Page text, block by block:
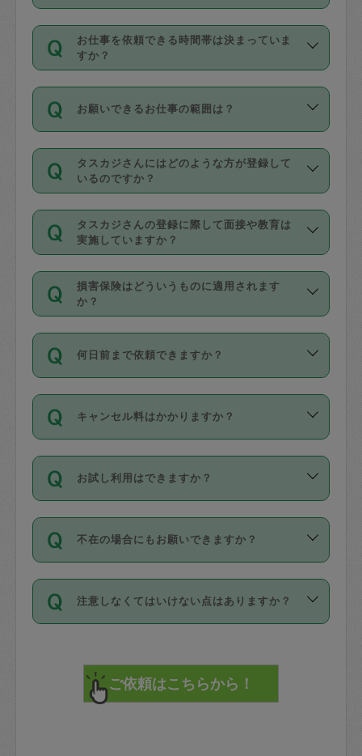
ル登録時にはご入力いただかなくても大
丈夫です。
デビットカード・プリペイドカード（Vプ
リカ、au WALLETなど）は支払にはご利
銀行振込や現金払いも対応していませ
なお、タスカジさんの交通費も、依頼料
金のご請求と合わせてお支払いとなりま
動計算で表示されます。
ポット」よりお得な料金でご利用できま
す。
定期の最低利用回数は設けていない代わ
りに、一定数を超えたキャンセルは有償
（例：毎週定期の場合は３回以上のキャ
ンセルが有償（1200円、隔週定期の場合
は２回以上のキャンセルが有償（1200
交通費は依頼料金とは別途発生し、依頼
料金のご請求と合わせてお支払いとなり
ます。交通費の金額は「依頼の詳細」に
お仕事を依頼できる時間帯は決まっていま
すか？
時間帯は3種類あります。いずれも１回あ
たり３時間です。
・ＡＭ ９時～１２時
・ＰＭ １３時～１６時
・夜 １８時～２１時
開始時間を２時間前後変更することが可
能です。依頼送信後、個別にタスカジさ
んにメッセージを送り調整してくださ
い。ただし、２時間を越えての調整はで
時間も被らない場合、損害保険の対象外
お願いできるお仕事の範囲は？
掃除、整理収納、洗濯、買い物、料理、
作り置きです。タスカジさんによってで
きる仕事の範囲が異なりますので、依頼
する前にタスカジさんのプロフィールで
確認してください。
基本的に、高所での作業や危険作業、屋
外での作業は対象外です。
タスカジさんにはどのような方が登録して
いるのですか？
主婦として長年の家事経験をお持ちの
方、栄養士・調理師といった資格者で保
育園や学校の給食やレストランで料理関
係の専門職に従事されていた方、日本で
すでにハウスキーパーや英語の先生とし
てお仕事をしているフィリピン出身の
社員など様々なバックグラウンドの方が
登録しています。
日本語も話せる方など様々です。
ールに記載していますので、各自の得意
を依頼してください。
タスカジさんの登録に際して面接や教育は
実施していますか？
応募の際に、各自事務局との面接と説明
を行っています。その後、身分証明書の
写真提出をしていただいています。外国
確認しています。タスカジさんトレーニ
ング動画を使ったセルフトレーニングの
現場トライアルを受け、合格したタスカ
ジさんが活動されています。
※テストセンターの講評は１件目のレビュ
参考
【詳細】タスカジさんの登録に際
損害保険はどういうものに適用されます
か？
依頼者とタスカジさんとの間でタスカジ
を通して成立した作業時間内での作業に
適用されます。作業範囲は、掃除、洗
です。作業中に物を壊したり、人にけが
をさせたりした場合が対象で、補償金額
す。
写真を撮り、
詳細FAQ：
損害賠償保険について教えて
何日前まで依頼できますか？
ご依頼は、現在を起点に3日後（72時間
以降）の日時から受付可能となっていま
す。
タスカジさんへ「募集」をかけることが
可能です。
キャンセル料はかかりますか？
キャンセル料には、以下の2種類がありま
す。
1. 直前キャンセル（定期、スポット契約
共通）
72時間を超える※と、以下のキャンセル
料が発生します。
直前キャンセル料：
72時間前〜24時間前＝依頼料金の50%
お試し利用はできますか？
「お試し利用」というメニューはありま
せんが、「一回のみ」依頼を活用するこ
とによって、気に入ったタスカジさんを
まず、条件の合う気になるタスカジさ
みてください。
その後、一番気に入ったタスカジさんに
不在の場合にもお願いできますか？
不在の場合の作業はタスカジさんの同意
が必要です。数回の依頼ののち、タスカ
ジさんと依頼者の間で十分な信頼関係が
てください。
不在時に部屋に入るためにタスカジさん
注意しなくてはいけない点はありますか？
で、必ず鍵のかかるロッカーや金庫に入
れて依頼者の責任の元管理するよう心掛
けてください。